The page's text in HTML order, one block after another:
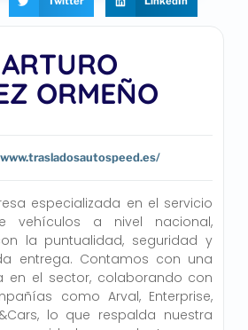
ORMEÑO
especializada en el servicio
vehículos a nivel nacional,
la puntualidad, seguridad y
entrega. Contamos con una
en el sector, colaborando con
como Arval, Enterprise,
lo que respalda nuestra